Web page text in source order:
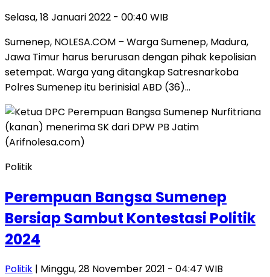
Selasa, 18 Januari 2022 - 00:40 WIB
Sumenep, NOLESA.COM – Warga Sumenep, Madura,
Jawa Timur harus berurusan dengan pihak kepolisian
setempat. Warga yang ditangkap Satresnarkoba
Polres Sumenep itu berinisial ABD (36)…
Politik
Perempuan Bangsa Sumenep
Bersiap Sambut Kontestasi Politik
2024
Politik | Minggu, 28 November 2021 - 04:47 WIB